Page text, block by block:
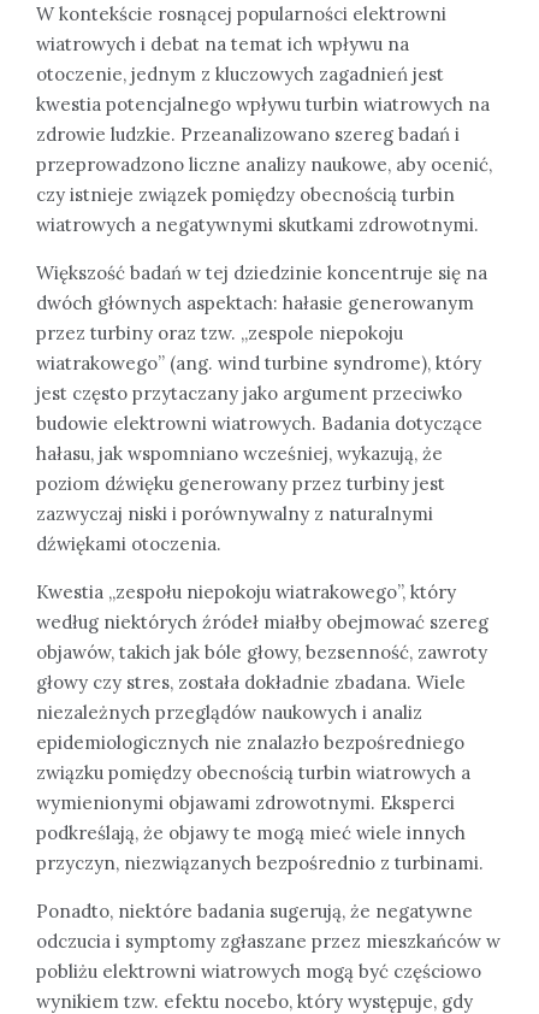
W kontekście rosnącej popularności elektrowni
wiatrowych i debat na temat ich wpływu na
otoczenie, jednym z kluczowych zagadnień jest
kwestia potencjalnego wpływu turbin wiatrowych na
zdrowie ludzkie. Przeanalizowano szereg badań i
przeprowadzono liczne analizy naukowe, aby ocenić,
czy istnieje związek pomiędzy obecnością turbin
wiatrowych a negatywnymi skutkami zdrowotnymi.
Większość badań w tej dziedzinie koncentruje się na
dwóch głównych aspektach: hałasie generowanym
przez turbiny oraz tzw. „zespole niepokoju
wiatrakowego” (ang. wind turbine syndrome), który
jest często przytaczany jako argument przeciwko
budowie elektrowni wiatrowych. Badania dotyczące
hałasu, jak wspomniano wcześniej, wykazują, że
poziom dźwięku generowany przez turbiny jest
zazwyczaj niski i porównywalny z naturalnymi
dźwiękami otoczenia.
Kwestia „zespołu niepokoju wiatrakowego”, który
według niektórych źródeł miałby obejmować szereg
objawów, takich jak bóle głowy, bezsenność, zawroty
głowy czy stres, została dokładnie zbadana. Wiele
niezależnych przeglądów naukowych i analiz
epidemiologicznych nie znalazło bezpośredniego
związku pomiędzy obecnością turbin wiatrowych a
wymienionymi objawami zdrowotnymi. Eksperci
podkreślają, że objawy te mogą mieć wiele innych
przyczyn, niezwiązanych bezpośrednio z turbinami.
Ponadto, niektóre badania sugerują, że negatywne
odczucia i symptomy zgłaszane przez mieszkańców w
pobliżu elektrowni wiatrowych mogą być częściowo
wynikiem tzw. efektu nocebo, który występuje, gdy